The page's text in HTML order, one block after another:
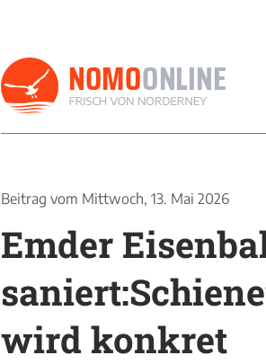
Beitrag vom Mittwoch, 13. Mai 2026
Emder
wird konkret